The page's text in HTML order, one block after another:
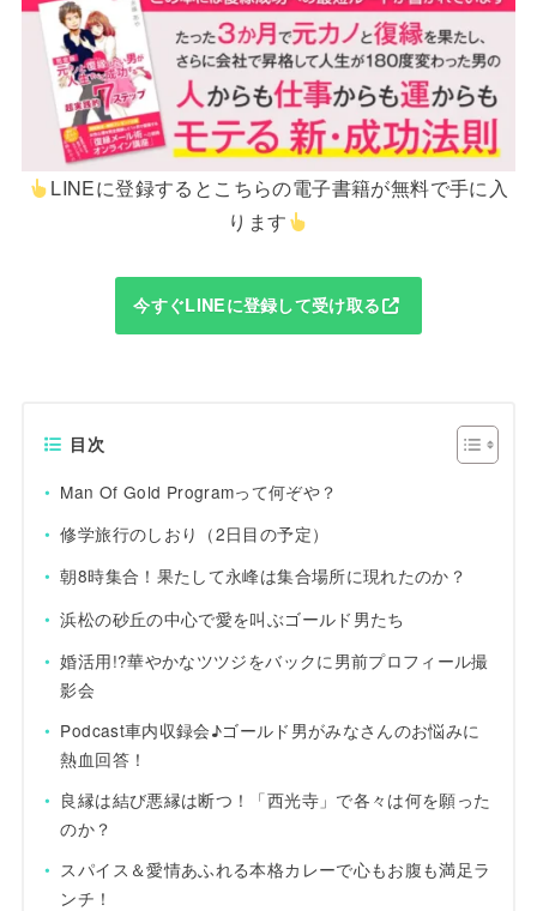
LINEに登録するとこちらの電子書籍が無料で手に入
ります
今すぐLINEに登録して受け取る
目次
Man Of Gold Programって何ぞや？
修学旅行のしおり（2日目の予定）
朝8時集合！果たして永峰は集合場所に現れたのか？
浜松の砂丘の中心で愛を叫ぶゴールド男たち
婚活用!?華やかなツツジをバックに男前プロフィール撮
影会
Podcast車内収録会♪ゴールド男がみなさんのお悩みに
熱血回答！
良縁は結び悪縁は断つ！「西光寺」で各々は何を願った
のか？
スパイス＆愛情あふれる本格カレーで心もお腹も満足ラ
ンチ！